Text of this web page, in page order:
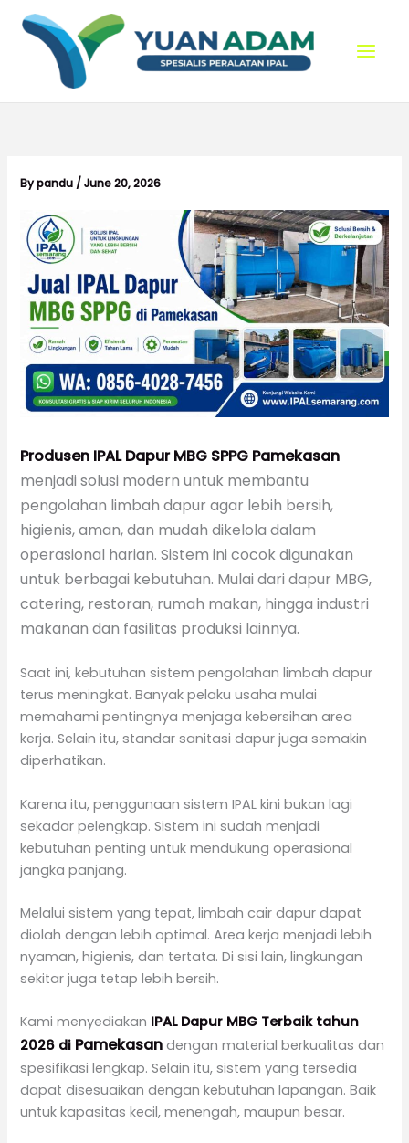
content
Bypandu /June 20, 2026
Produsen IPAL Dapur MBG SPPG Pamekasan
menjadi solusi modern untuk membantu
pengolahan limbah dapur agar lebih bersih,
higienis, aman, dan mudah dikelola dalam
operasional harian. Sistem ini cocok digunakan
untuk berbagai kebutuhan. Mulai dari dapur MBG,
catering, restoran, rumah makan, hingga industri
makanan dan fasilitas produksi lainnya.
Saat ini, kebutuhan sistem pengolahan limbah dapur
terus meningkat. Banyak pelaku usaha mulai
memahami pentingnya menjaga kebersihan area
kerja. Selain itu, standar sanitasi dapur juga semakin
diperhatikan.
Karena itu, penggunaan sistem IPAL kini bukan lagi
sekadar pelengkap. Sistem ini sudah menjadi
kebutuhan penting untuk mendukung operasional
jangka panjang.
Melalui sistem yang tepat, limbah cair dapur dapat
diolah dengan lebih optimal. Area kerja menjadi lebih
nyaman, higienis, dan tertata. Di sisi lain, lingkungan
sekitar juga tetap lebih bersih.
Kami menyediakan IPAL Dapur MBG Terbaik tahun
2026 di Pamekasan dengan material berkualitas dan
spesifikasi lengkap. Selain itu, sistem yang tersedia
dapat disesuaikan dengan kebutuhan lapangan. Baik
untuk kapasitas kecil, menengah, maupun besar.